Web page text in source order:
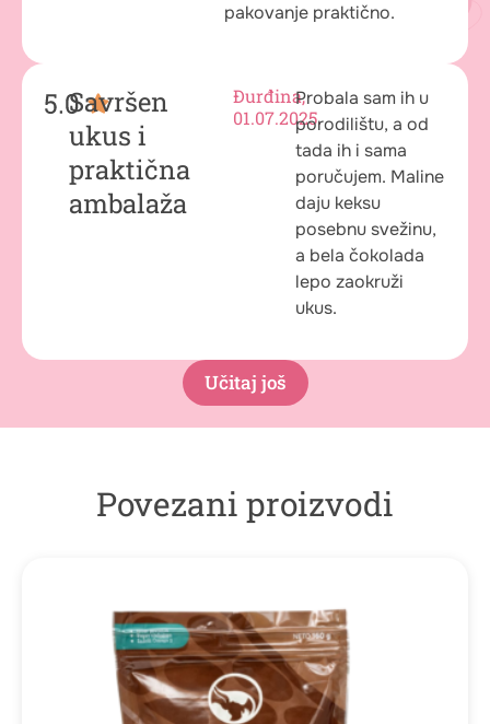
pakovanje praktično.
Savršen
ukus i
praktična
ambalaža
Đurđina,
01.07.2025.
Probala sam ih u
porodilištu, a od
tada ih i sama
poručujem. Maline
daju keksu
posebnu svežinu,
a bela čokolada
lepo zaokruži
ukus.
Učitaj još
Povezani proizvodi